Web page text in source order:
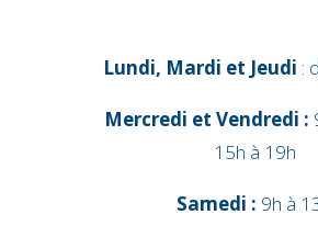
Lundi, Mardi et Jeudi :
Mercredi et Vendredi :
15h à 19h
Samedi : 9h à